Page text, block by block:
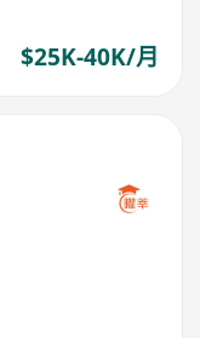
$25K-40K/月